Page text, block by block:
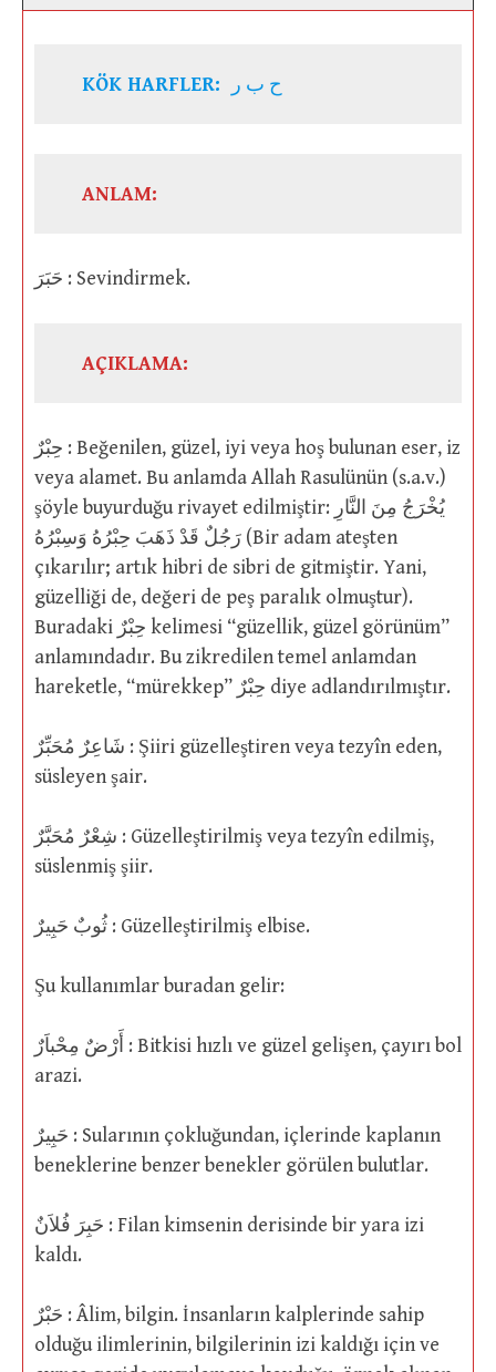
KÖK HARFLER: ح ب ر
ANLAM:
حَبَرَ : Sevindirmek.
AÇIKLAMA:
حِبْرٌ : Beğenilen, güzel, iyi veya hoş bulunan eser, iz
veya alamet. Bu anlamda Allah Rasulünün (s.a.v.)
şöyle buyurduğu rivayet edilmiştir: يُخْرَجُ مِنَ النَّارِ
رَجُلٌ قَدْ ذَهَبَ حِبْرُهُ وَسِبْرُهُ (Bir adam ateşten
çıkarılır; artık hibri de sibri de gitmiştir. Yani,
güzelliği de, değeri de peş paralık olmuştur).
Buradaki حِبْرٌ kelimesi “güzellik, güzel görünüm”
anlamındadır. Bu zikredilen temel anlamdan
hareketle, “mürekkep” حِبْرٌ diye adlandırılmıştır.
شَاعِرٌ مُحَبِّرٌ : Şiiri güzelleştiren veya tezyîn eden,
süsleyen şair.
شِعْرٌ مُحَبَّرٌ : Güzelleştirilmiş veya tezyîn edilmiş,
süslenmiş şiir.
ثُوبٌ حَبِيرٌ : Güzelleştirilmiş elbise.
Şu kullanımlar buradan gelir:
أَرْضٌ مِحْباَرٌ : Bitkisi hızlı ve güzel gelişen, çayırı bol
arazi.
حَبِيرٌ : Sularının çokluğundan, içlerinde kaplanın
beneklerine benzer benekler görülen bulutlar.
حَبِرَ فُلاَنٌ : Filan kimsenin derisinde bir yara izi
kaldı.
حَبْرٌ : Âlim, bilgin. İnsanların kalplerinde sahip
olduğu ilimlerinin, bilgilerinin izi kaldığı için ve